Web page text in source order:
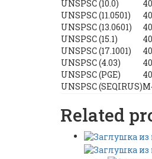
UNSPSC (10.0)
UNSPSC (11.0501)
UNSPSC (13.0601)
UNSPSC (15.1)
UNSPSC (17.1001)
UNSPSC (4.03)
UNSPSC (PGE)
UNSPSC (SEQIRUS)
Related